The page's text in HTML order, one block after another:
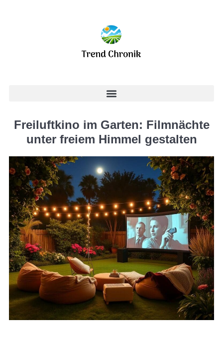
Freiluftkino im Garten: Filmnächte
unter freiem Himmel gestalten